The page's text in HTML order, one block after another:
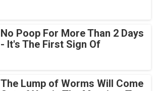
No Poop For More Than 2 Days
- It's The First Sign Of
The Lump of Worms Will Come